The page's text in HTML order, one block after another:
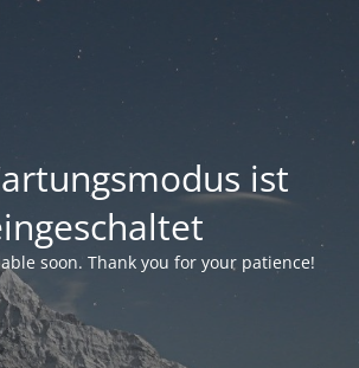
ist
soon. Thank you for your patience!